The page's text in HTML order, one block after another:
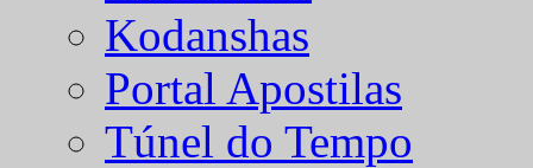
Kodanshas
Portal Apostilas
Túnel do Tempo